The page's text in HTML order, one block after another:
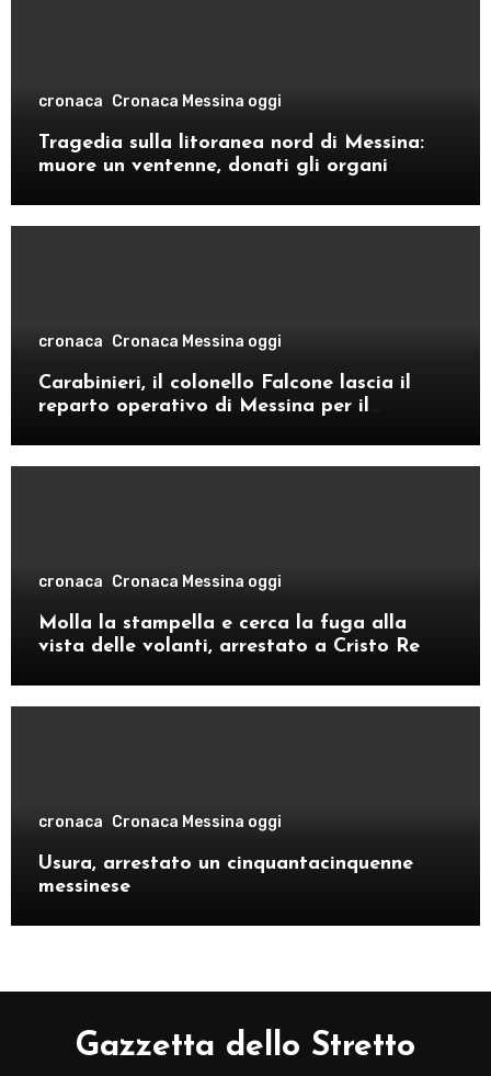
cronaca Cronaca Messina oggi
Tragedia sulla litoranea nord di Messina:
muore un ventenne, donati gli organi
cronaca Cronaca Messina oggi
Carabinieri, il colonello Falcone lascia il
reparto operativo di Messina per il
cronaca Cronaca Messina oggi
Molla la stampella e cerca la fuga alla
vista delle volanti, arrestato a Cristo Re
cronaca Cronaca Messina oggi
Usura, arrestato un cinquantacinquenne
messinese
Gazzetta dello Stretto